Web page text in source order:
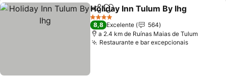
PartilharAdicionar aos favoritos
Holiday Inn Tulum By Ihg
4 Estrelas
8,8 Excelente
564
a 2.4 km de Ruínas Maias de Tulum
Restaurante e bar excepcionais